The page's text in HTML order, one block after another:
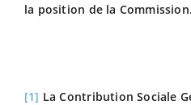
la position de la Commission.
[1] La Contribution Sociale